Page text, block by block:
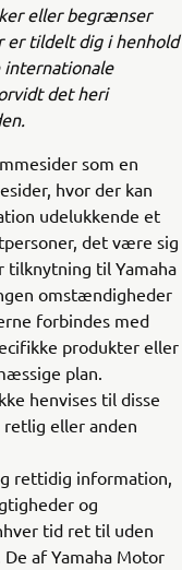
eller begrænser
er tildelt dig i henhold
internationale
det heri
som en
hvor der kan
udelukkende et
det være sig
tilknytning til Yamaha
omstændigheder
forbindes med
produkter eller
plan.
henvises til disse
eller anden
rettidig information,
og
tid ret til uden
af Yamaha Motor